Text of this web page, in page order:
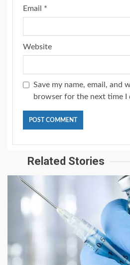
Email *
Website
Save my name, email, and
browser for the next time I
Related Stories